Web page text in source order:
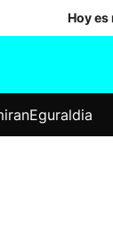
Hoy es
Eguraldia